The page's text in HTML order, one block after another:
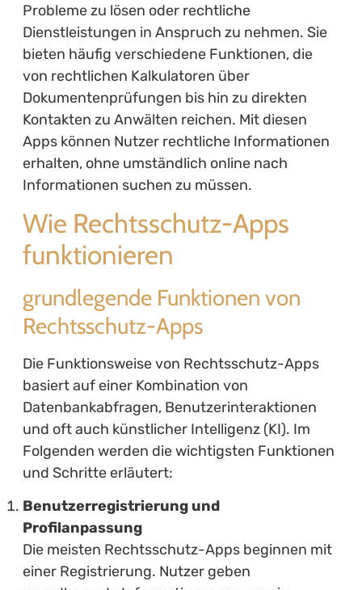
Probleme zu lösen oder rechtliche
Dienstleistungen in Anspruch zu nehmen. Sie
bieten häufig verschiedene Funktionen, die
von rechtlichen Kalkulatoren über
Dokumentenprüfungen bis hin zu direkten
Kontakten zu Anwälten reichen. Mit diesen
Apps können Nutzer rechtliche Informationen
erhalten, ohne umständlich online nach
Informationen suchen zu müssen.
Wie Rechtsschutz-Apps
funktionieren
grundlegende Funktionen von
Rechtsschutz-Apps
Die Funktionsweise von Rechtsschutz-Apps
basiert auf einer Kombination von
Datenbankabfragen, Benutzerinteraktionen
und oft auch künstlicher Intelligenz (KI). Im
Folgenden werden die wichtigsten Funktionen
und Schritte erläutert:
Benutzerregistrierung und
Profilanpassung
Die meisten Rechtsschutz-Apps beginnen mit
einer Registrierung. Nutzer geben